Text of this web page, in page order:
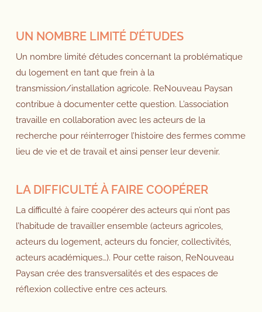
UN NOMBRE LIMITÉ D’ÉTUDES
Un nombre limité d’études concernant la problématique
du logement en tant que frein à la
transmission/installation agricole. ReNouveau Paysan
contribue à documenter cette question. L’association
travaille en collaboration avec les acteurs de la
recherche pour réinterroger l’histoire des fermes comme
lieu de vie et de travail et ainsi penser leur devenir.
LA DIFFICULTÉ À FAIRE COOPÉRER
La difficulté à faire coopérer des acteurs qui n’ont pas
l’habitude de travailler ensemble (acteurs agricoles,
acteurs du logement, acteurs du foncier, collectivités,
acteurs académiques…). Pour cette raison, ReNouveau
Paysan crée des transversalités et des espaces de
réflexion collective entre ces acteurs.